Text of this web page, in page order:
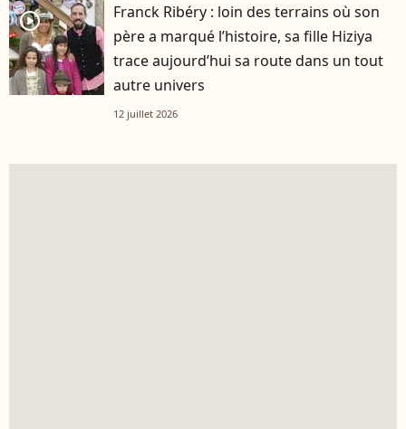
player2
Franck Ribéry : loin des terrains où son
père a marqué l’histoire, sa fille Hiziya
trace aujourd’hui sa route dans un tout
autre univers
12 juillet 2026